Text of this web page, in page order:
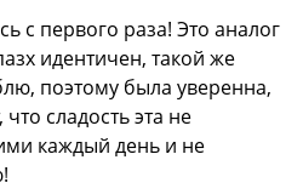
с первого раза! Это аналог
идентичен, такой же
поэтому была уверенна,
сладость эта не
каждый день и не